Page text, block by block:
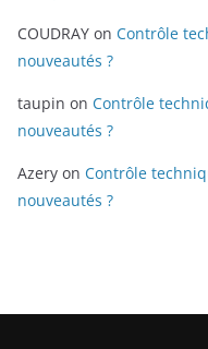
COUDRAY on Contrôle
nouveautés ?
taupin on Contrôle
nouveautés ?
Azery on Contrôle
nouveautés ?